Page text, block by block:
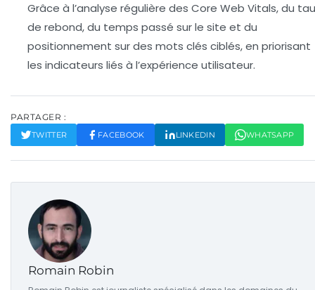
Grâce à l’analyse régulière des Core Web Vitals, du
de rebond, du temps passé sur le site et du
positionnement sur des mots clés ciblés, en priorisant
les indicateurs liés à l’expérience utilisateur.
PARTAGER :
TWITTER FACEBOOK LINKEDIN WHATSAPP
Romain Robin